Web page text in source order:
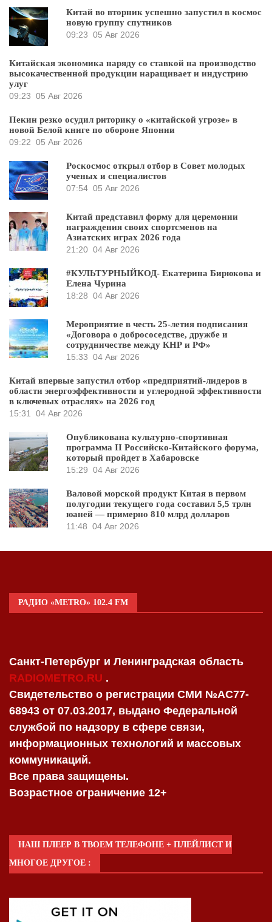
Китай во вторник успешно запустил в космос
новую группу спутников
09:23 05 Авг 2026
Китайская экономика наряду со ставкой на производство
высокачественной продукции наращивает и индустрию
улуг
09:23 05 Авг 2026
Пекин резко осудил риторику о «китайской угрозе» в
новой Белой книге по обороне Японии
09:22 05 Авг 2026
Роскосмос открыл отбор в Совет молодых
ученых и специалистов
07:54 05 Авг 2026
Китай представил форму для церемонии
награждения своих спортсменов на
Азиатских играх 2026 года
21:20 04 Авг 2026
#КУЛЬТУРНЫЙКОД- Екатерина Бирюкова и
Елена Чурина
18:28 04 Авг 2026
Мероприятие в честь 25-летия подписания
«Договора о добрососедстве, дружбе и
сотрудничестве между КНР и РФ»
15:33 04 Авг 2026
Китай впервые запустил отбор «предприятий-лидеров в
области энергоэффективности и углеродной эффективности
в ключевых отраслях» на 2026 год
15:31
04 Авг 2026
Опубликована культурно-спортивная
программа II Российско-Китайского форума,
который пройдет в Хабаровске
15:29 04 Авг 2026
Валовой морской продукт Китая в первом
полугодии текущего года составил 5,5 трлн
юаней — примерно 810 млрд долларов
11:48 04 Авг 2026
РАДИО «METRO» 102.4 FM
Санкт-Петербург и Ленинградская область
RADIOMETRO.RU .
Свидетельство о регистрации СМИ №AC77-
68943 от 07.03.2017, выдано Федеральной
службой по надзору в сфере связи,
информационных технологий и массовых
коммуникаций.
Все права защищены.
Возрастное ограничение 12+
НАШ ПЛЕЕР В ТВОЕМ ТЕЛЕФОНЕ + ПЛЕЙЛИСТ И
МНОГОЕ ДРУГОЕ :